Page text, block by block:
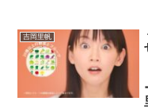
吉岡里帆